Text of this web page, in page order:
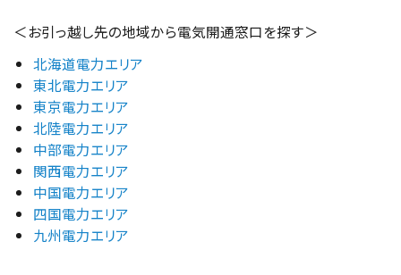
＜お引っ越し先の地域から電気開通窓口を探す＞
北海道電力エリア
東北電力エリア
東京電力エリア
北陸電力エリア
中部電力エリア
関西電力エリア
中国電力エリア
四国電力エリア
九州電力エリア